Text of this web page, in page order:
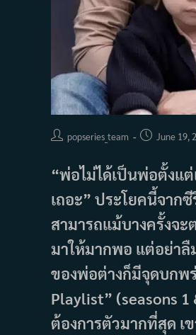
Postpopseries_team
Post June 19,
“พ่อไม่ได้เป็นพ่อตั้งแ
เถอะ” ประโยคนี้จาก
สามารถแม้บางครั้งจ
มาให้มากพอ แต่อย่า
ของพ่อต่างก็มีจุดบกพ
Playlist” (seasons
ต้องการตัวมากที่สุด เ